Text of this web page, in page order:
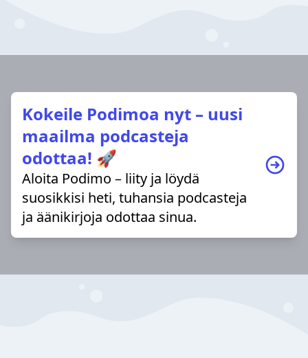
Kokeile Podimoa nyt – uusi
maailma podcasteja
odottaa! 🚀
Aloita Podimo – liity ja löydä
suosikkisi heti, tuhansia podcasteja
ja äänikirjoja odottaa sinua.